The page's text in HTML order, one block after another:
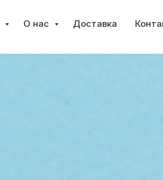
О нас Доставка